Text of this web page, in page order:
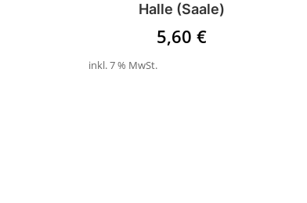
Halle (Saale)
5,60€
inkl. 7 % MwSt.